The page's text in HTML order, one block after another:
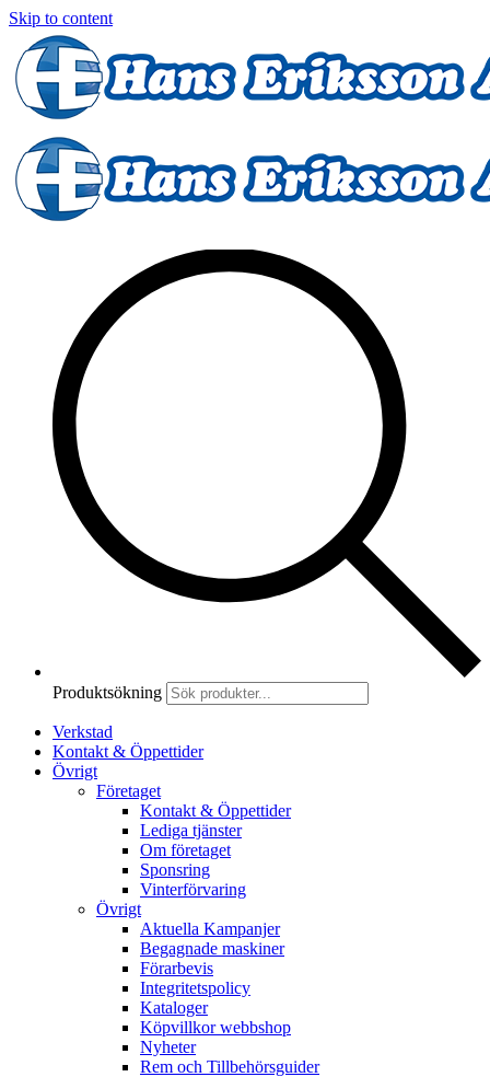
Skip to content
Produktsökning
Verkstad
Kontakt & Öppettider
Övrigt
Företaget
Kontakt & Öppettider
Lediga tjänster
Om företaget
Sponsring
Vinterförvaring
Övrigt
Aktuella Kampanjer
Begagnade maskiner
Förarbevis
Integritetspolicy
Kataloger
Köpvillkor webbshop
Nyheter
Rem och Tillbehörsguider